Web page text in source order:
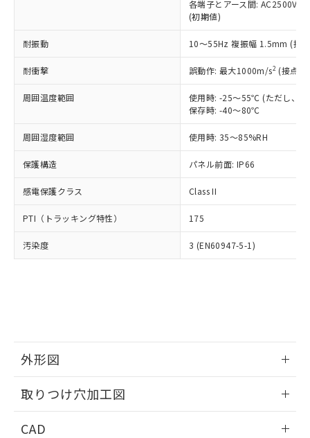
各端子とアース間: AC2500V
(初期値)
耐振動 10～55Hz 複振幅 1.5mm (接
耐衝撃 誤動作: 最大1000m/s2 (接点
周囲温度範囲
使用時: -25～55℃ (ただし、氷
保存時: -40～80℃
周囲湿度範囲 使用時: 35～85%RH
保護構造 パネル前面: IP66
感電保護クラス Class II
PTI（トラッキング特性） 175
汚染度 3 (EN60947-5-1)
外形図
取りつけ穴加工図
CAD
正式な納期状況および標準価格はお客
様のお取引先、またはお客様担当のオ
ムロン制御機器販売店・当社販売員に
オムロン制御機器販売店や当社販売拠
販売ネットワーク
」をご確認
在庫状況および標準価格結果を当社の
事前の承諾なく第三者に漏洩または開
マイパーツ機能（部品リスト作成サー
ビス）をご利用いただくには、I-Web
メンバーズにご登録されている必要が
あります。
お客様が当ウェブサイト上で当社にご
登録された部品リストについて、当社
および当社の共同利用者が、当社の製
用者の範囲」に記載されている法人を
(PBDE) 1000ppm以下、フタル酸ビス(2-エチルヘキシ
ル) (DEHP)(別名：DOP) 1000ppm以下、フタル酸ブチ
ルベンジル（BBP） 1000ppm以下、フタル酸ジブチル
（DBP） 1000ppm以下、フタル酸ジイソブチル
但し、RoHS指令で産業用監視および制御機器に対する
フタル酸エステル類の４物質については閾値を超える意
図的な使用がないことを確認しています。
※2 対応予定月
部品在庫の切り替え状況などにより、予定
月が前後することがあります。
※3 非含有証明書ダウンロード
※本証明書は発行日時点で非含有を証明す
るもので、過去に遡って非含有を証明する
ものではありません。
物質の対応では、対応完了までの期間は出
荷製品に未対応品が混在することから備考
Cr(Ⅵ)(六価クロム) : 1000ppm、 PBBs(ポリ臭化ビフェ
ニル類) : 1000ppm、 PBDEs(ポリ臭化ジフェニルエーテ
イソブチル) : 1000ppm、 BBP(フタル酸ブチルベンジ
DEHP(フタル酸ビス(2-エチルヘキシル)) : 1000ppm
※2 環境保護使用期限
「ｅ」：有害物質（10物質）のすべてが基
準値以下であることを示します。
「10」：通常の使用状況下において有害物
質が外部に漏えいし、環境に深刻な影響を
及ぼさない年数を意味します。
「－」：未確認です。当社販売部門へお問
い合わせください。
当社は規制貨物を破棄する場合は、完
いよう必要な手段を講じます。
当社は貴社製品を、核兵器、ミサイ
ル、化学兵器、生物兵器またはその他
武器並びにこれらの製造装置等に一切
当社は、貴社製品を第三者に販売する
場合は、上記1、2および3の内容を当
該第三者に通知します。また当社は、
販売先および販売に係わる関係者が違
法に輸出するおそれがある場合は、取
り引きをいたしません。
一定数以上の在庫あり
一定数には満たないが在庫あり
在庫なし(最新の在庫状況につ
いては、お客様のお取引先、ま
たはお客様担当のオムロン制御
機器販売店・当社販売員にご確
白
受注生産機種、また在庫状況の
情報を公開していない機種